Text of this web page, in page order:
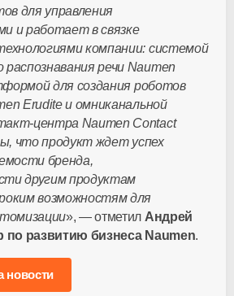
для управления
и работает в связке
компании: системой
речи Naumen
для создания роботов
Erudite и омниканальной
центра Naumen Contact
что продукт ждет успех
бренда,
другим продуктам
возможностям для
», — отметил Андрей
по развитию бизнеса Naumen.
новости